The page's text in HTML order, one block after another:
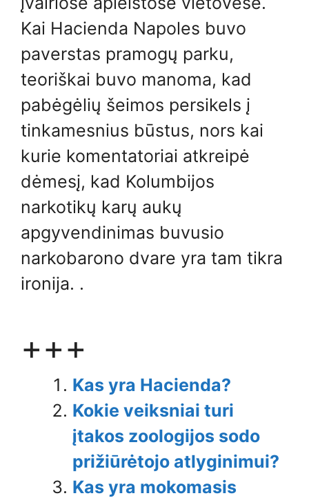
Kai Hacienda Napoles buvo
paverstas pramogų parku,
teoriškai buvo manoma, kad
pabėgėlių šeimos persikels į
tinkamesnius būstus, nors kai
kurie komentatoriai atkreipė
dėmesį, kad Kolumbijos
narkotikų karų aukų
apgyvendinimas buvusio
narkobarono dvare yra tam tikra
ironija. .
+++
Kas yra Hacienda?
Kokie veiksniai turi
įtakos zoologijos sodo
prižiūrėtojo atlyginimui?
Kas yra mokomasis